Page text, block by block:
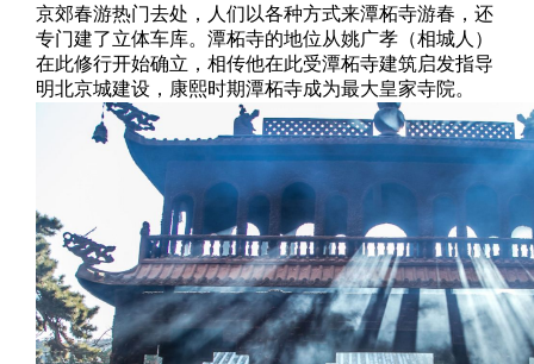
京郊春游热门去处，人们以各种方式来潭柘寺游春，还
专门建了立体车库。潭柘寺的地位从姚广孝（相城人）
在此修行开始确立，相传他在此受潭柘寺建筑启发指导
明北京城建设，康熙时期潭柘寺成为最大皇家寺院。